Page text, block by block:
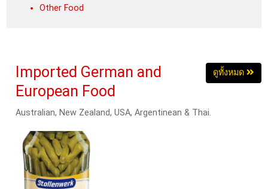
Other Food
ดูทั้งหมด
Imported German and
European Food
Australian, New Zealand, USA, Argentinean & Thai.